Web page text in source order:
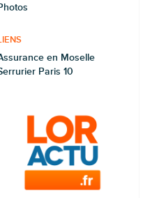
en Moselle
Paris 10